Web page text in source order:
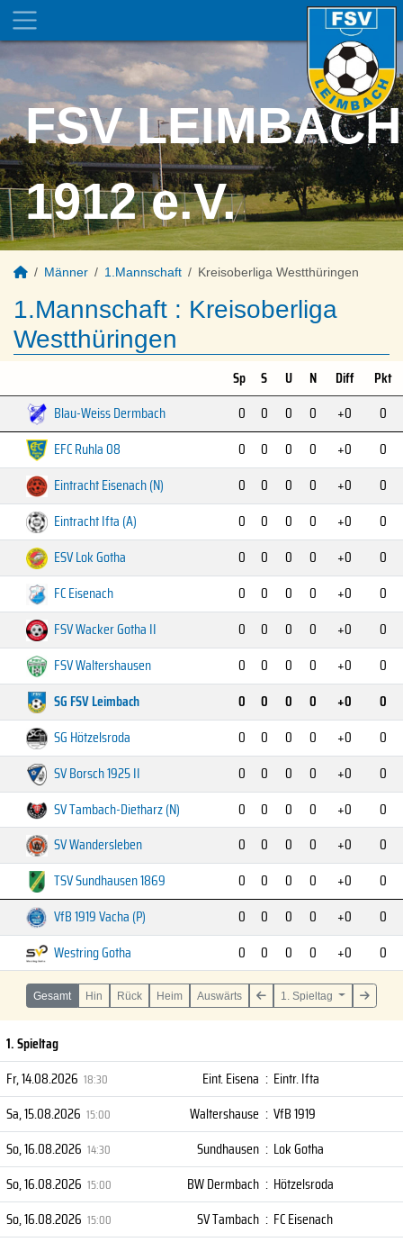
FSV LEIMBACH
1912 e.V.
Männer 1.Mannschaft Kreisoberliga Westthüringen
1.Mannschaft : Kreisoberliga
Westthüringen
Sp S U N Diff
Pkt
Blau-Weiss Dermbach
0 0 0 0 +0
0
EFC Ruhla 08
0 0 0 0 +0
0
Eintracht Eisenach (N)
0 0 0 0 +0
0
Eintracht Ifta (A)
0 0 0 0 +0
0
ESV Lok Gotha
0 0 0 0 +0
0
FC Eisenach
0 0 0 0 +0
0
FSV Wacker Gotha II
0 0 0 0 +0
0
FSV Waltershausen
0 0 0 0 +0
0
SG FSV Leimbach
0 0 0 0 +0
0
SG Hötzelsroda
0 0 0 0 +0
0
SV Borsch 1925 II
0 0 0 0 +0
0
SV Tambach-Dietharz (N)
0 0 0 0 +0
0
SV Wandersleben
0 0 0 0 +0
0
TSV Sundhausen 1869
0 0 0 0 +0
0
VfB 1919 Vacha (P)
0 0 0 0 +0
0
Westring Gotha
0 0 0 0 +0 0
Gesamt Hin Rück Heim Auswärts 1. Spieltag
1. Spieltag
Fr, 14.08.2026 18:30 Eint. Eisena : Eintr. Ifta
Sa, 15.08.2026 15:00 Waltershause : VfB 1919
So, 16.08.2026 14:30 Sundhausen : Lok Gotha
So, 16.08.2026 15:00 BW Dermbach : Hötzelsroda
So, 16.08.2026 15:00 SV Tambach : FC Eisenach